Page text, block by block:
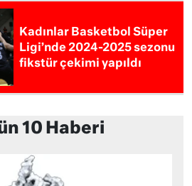
Kadınlar Basketbol Süper
Ligi’nde 2024-2025 sezonu
fikstür çekimi yapıldı
10 Haberi